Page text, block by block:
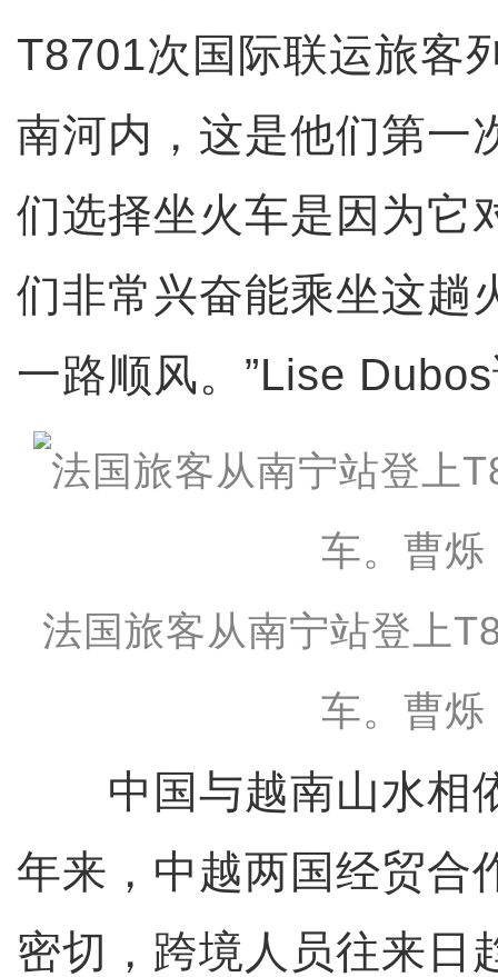
T8701次国际联运旅客
南河内，这是他们第一
们选择坐火车是因为它
们非常兴奋能乘坐这趟
一路顺风。”Lise
法国旅客从南宁站登上
车。曹烁
中国与越南山水相
年来，中越两国经贸合
密切，跨境人员往来日